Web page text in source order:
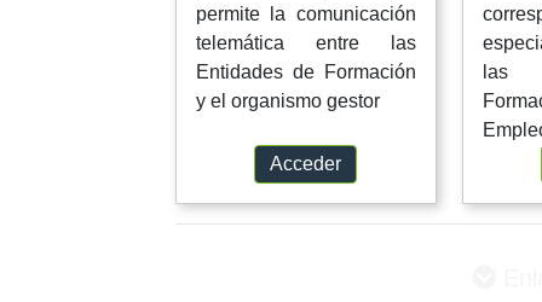
permite la comunicación
telemática entre las
Entidades de Formación
y el organismo gestor
Acceder
las